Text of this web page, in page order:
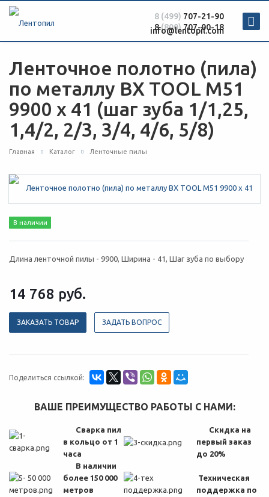
8(800)707-00-18
8 (499) 707-21-90
info@lentopil.com
Ленточное полотно (пила)
по металлу BX TOOL М51
9900 х 41 (шаг зуба 1/1,25,
1,4/2, 2/3, 3/4, 4/6, 5/8)
Главная Каталог Ленточные пилы
В наличии
Длина ленточной пилы - 9900, Ширина - 41, Шаг зуба по выбору
14 768 руб.
ЗАКАЗАТЬ ТОВАР ЗАДАТЬ ВОПРОС
Поделиться ссылкой:
ВАШЕ ПРЕИМУЩЕСТВО РАБОТЫ С НАМИ:
Сварка пил
в кольцо от 1
часа
Скидка на
первый заказ
до 20%
В наличии
более 150 000
метров
Техническая
поддержка по